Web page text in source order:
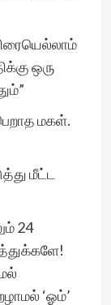
ஒரு
மகள்.
மீட்ட
24
‘ஓம்’